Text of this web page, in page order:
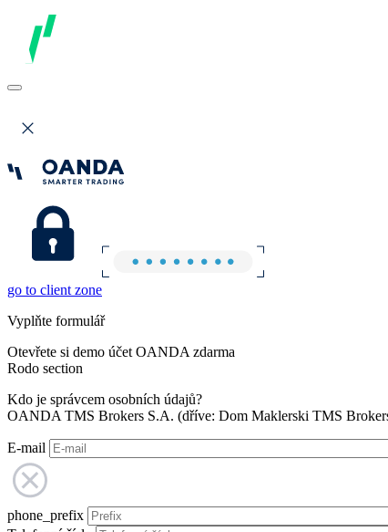
go to client zone
Vyplňte formulář
Otevřete si demo účet OANDA zdarma
Rodo section
Kdo je správcem osobních údajů?
OANDA TMS Brokers S.A. (dříve: Dom Maklerski TMS
E-mail
phone_prefix